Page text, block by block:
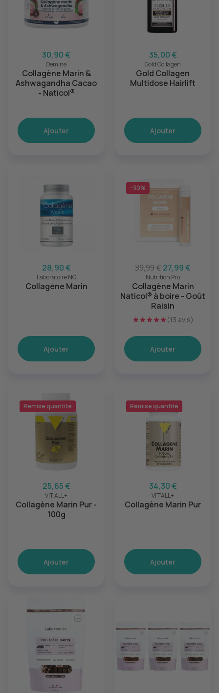
30,90 €
Oemine
Collagène Marin &
Ashwagandha Cacao
- Naticol®
Ajouter
35,00 €
Gold Collagen
Gold Collagen
Multidose Hairlift
Ajouter
28,90 €
Laboratoire NG
Collagène Marin
Ajouter
−30%
39,99 €27,99 €
Nutrition Pro
Collagène Marin
Naticol® à boire - Goût
Raisin
(13 avis)
Ajouter
Remise quantité
25,65 €
VIT'ALL+
Collagène Marin Pur -
100g
Ajouter
Remise quantité
34,30 €
VIT'ALL+
Collagène Marin Pur
Ajouter